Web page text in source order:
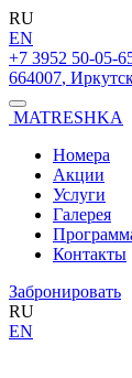
RU
EN
+7 3952 50-05-
664007,
MATRESHKA
Номера
Акции
Услуги
Галерея
Контакты
Забронировать
RU
EN